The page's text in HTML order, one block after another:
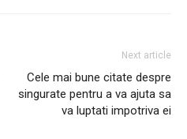
Next article
Cele mai bune citate despre
singurate pentru a va ajuta sa
va luptati impotriva ei